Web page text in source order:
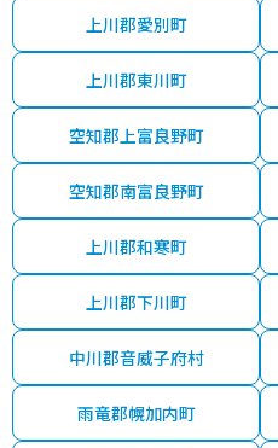
上川郡愛別町
上川郡東川町
空知郡上富良野町
空知郡南富良野町
上川郡和寒町
上川郡下川町
中川郡音威子府村
雨竜郡幌加内町